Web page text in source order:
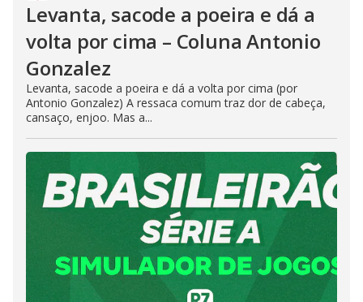
Levanta, sacode a poeira e dá a
volta por cima – Coluna Antonio
Gonzalez
Levanta, sacode a poeira e dá a volta por cima (por
Antonio Gonzalez) A ressaca comum traz dor de cabeça,
cansaço, enjoo. Mas a...